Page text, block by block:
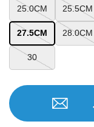
25.0CM 25.5CM
27.5CM 28.0CM
30